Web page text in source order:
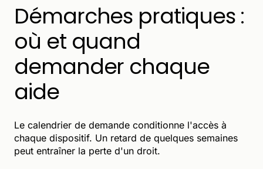
Démarches pratiques :
où et quand
demander chaque
aide
Le calendrier de demande conditionne l'accès à
chaque dispositif. Un retard de quelques semaines
peut entraîner la perte d'un droit.